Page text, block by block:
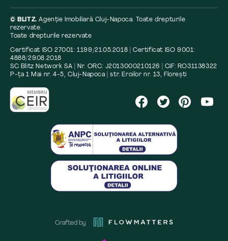
© BLITZ.Agenție Imobiliară Cluj-Napoca. Toate drepturile
rezervate.
Toate drepturile rezervate
Certificat ISO 27001: 1199/21.05.2018 | Certificat ISO 9001:
4888/29.08.2018
SC Blitz Network SA | Nr. ORC: J2013000210126 | CIF: RO31138322
P-ța 1 Mai nr. 4-5, Cluj-Napoca | str. Eroilor nr. 13, Florești
Crafted by